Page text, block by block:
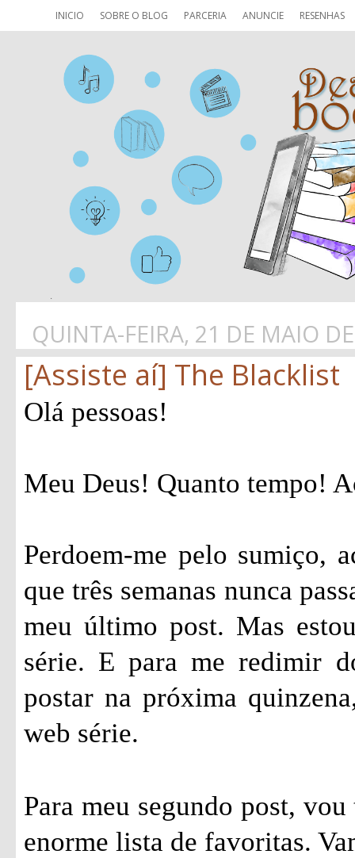
INICIO SOBRE O BLOG PARCERIA ANUNCIE RESENHAS
QUINTA-FEIRA, 21 DE MAIO
[Assiste aí] The Blacklist
Olá pessoas!
Meu Deus! Quanto tempo!
Perdoem-me pelo sumiço,
que três semanas nunca
meu último post. Mas
série. E para me redimir
postar na próxima
web série.
Para meu segundo post,
enorme lista de favoritas.